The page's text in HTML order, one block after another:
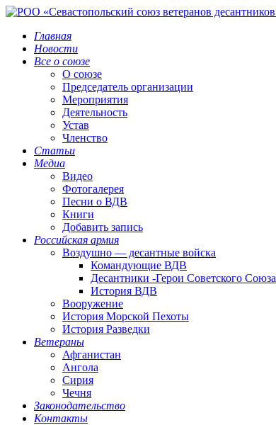
Главная
Новости
Все о союзе
О союзе
Председатель организации
Мероприятия
Деятельность
Устав
Членство
Статьи
Медиа
Видео
Фотогалерея
Песни о ВДВ
Книги
Добавить запись
Российская армия
Воздушно — десантные войска
Командующие ВДВ
Десантники -Герои Советского Союза
История ВДВ
Вооружение
История Морской Пехоты
История Разведки
Ветераны
Афганистан
Ангола
Сирия
Чечня
Законодательство
Контакты